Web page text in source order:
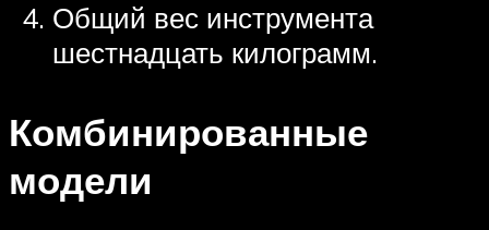
Общий вес инструмента
шестнадцать килограмм.
Комбинированные
модели